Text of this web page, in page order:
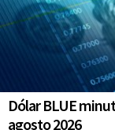
Dólar BLUE
agosto 2026